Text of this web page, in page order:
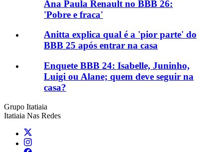
Ana Paula Renault no BBB 26:
'Pobre e fraca'
Anitta explica qual é a 'pior parte' do
BBB 25 após entrar na casa
Enquete BBB 24: Isabelle, Juninho,
Luigi ou Alane; quem deve seguir na
casa?
Grupo Itatiaia
Itatiaia Nas Redes